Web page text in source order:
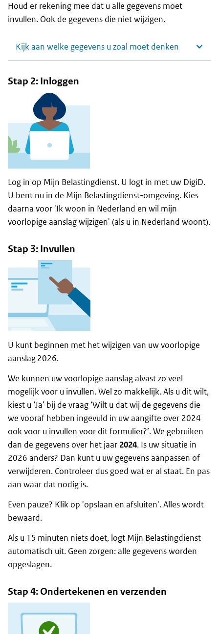
Houd er rekening mee dat u alle gegevens moet
invullen. Ook de gegevens die niet wijzigen.
Kijk aan welke gegevens u zoal moet denken
Stap 2: Inloggen
Log in op Mijn Belastingdienst. U logt in met uw DigiD.
U bent nu in de Mijn Belastingdienst-omgeving. Kies
daarna voor 'Ik woon in Nederland en wil mijn
voorlopige aanslag wijzigen' (als u in Nederland woont).
Stap 3: Invullen
U kunt beginnen met het wijzigen van uw voorlopige
aanslag 2026.
We kunnen uw voorlopige aanslag alvast zo veel
mogelijk voor u invullen. Wel zo makkelijk. Als u dit wilt,
kiest u ‘Ja’ bij de vraag ‘Wilt u dat wij de gegevens die
we vooraf hebben ingevuld in uw aangifte over 2024
ook voor u invullen voor dit formulier?’. We gebruiken
dan de gegevens over het jaar 2024. Is uw situatie in
2026 anders? Dan kunt u uw gegevens aanpassen of
verwijderen. Controleer dus goed wat er al staat. En pas
aan waar dat nodig is.
Even pauze? Klik op 'opslaan en afsluiten'. Alles wordt
bewaard.
Als u 15 minuten niets doet, logt Mijn Belastingdienst
automatisch uit. Geen zorgen: alle gegevens worden
opgeslagen.
Stap 4: Ondertekenen en verzenden